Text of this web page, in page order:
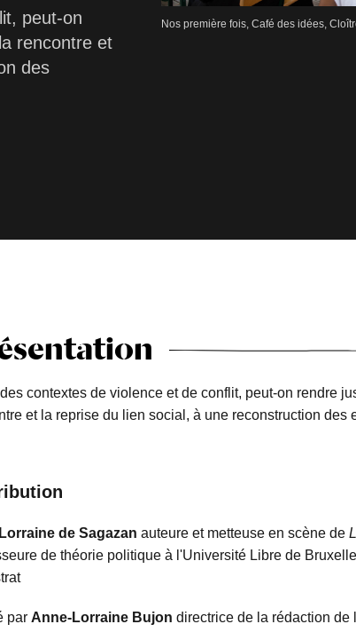
peut-on
rencontre et
des
Nos première fois, Café des idées,
contextes de violence et de conflit, peut-on rendre
et la reprise du lien social, à une reconstruction des
de Sagazan auteure et metteuse en scène de
de théorie politique à l'Université Libre de
par Anne-Lorraine Bujon directrice de la rédaction de